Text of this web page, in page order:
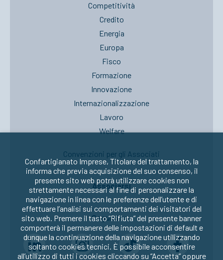
Competitività
Credito
Energia
Europa
Fisco
Formazione
Innovazione
Internazionalizzazione
Lavoro
Welfare
Convenzioni per gli Associati
Associarsi
Seguici su:
Confartigianato Imprese, Titolare del trattamento, la
informa che previa acquisizione del suo consenso, il
presente sito web potrà utilizzare cookies non
strettamente necessari al fine di personalizzare la
navigazione in linea con le preferenze dell’utente e di
effettuare l’analisi sui comportamenti dei visitatori del
sito web. Premere il tasto “Rifiuta” del presente banner
comporterà il permanere delle impostazioni di default e
dunque la continuazione della navigazione utilizzando
soltanto cookies tecnici. È possibile acconsentire
all’utilizzo di tutti i cookies cliccando su “Accetta” oppure